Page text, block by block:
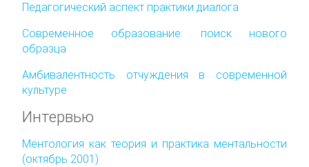
Педагогический аспект практики диалога
Современное образование: поиск нового
образца
Амбивалентность отчуждения в современной
культуре
Интервью
Ментология как теория и практика ментальности
(октябрь 2001)